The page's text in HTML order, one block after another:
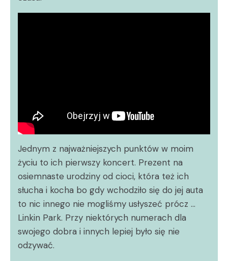
Jednym z najważniejszych punktów w moim
życiu to ich pierwszy koncert. Prezent na
osiemnaste urodziny od cioci, która też ich
słucha i kocha bo gdy wchodziło się do jej auta
to nic innego nie mogliśmy usłyszeć prócz …
Linkin Park. Przy niektórych numerach dla
swojego dobra i innych lepiej było się nie
odzywać.